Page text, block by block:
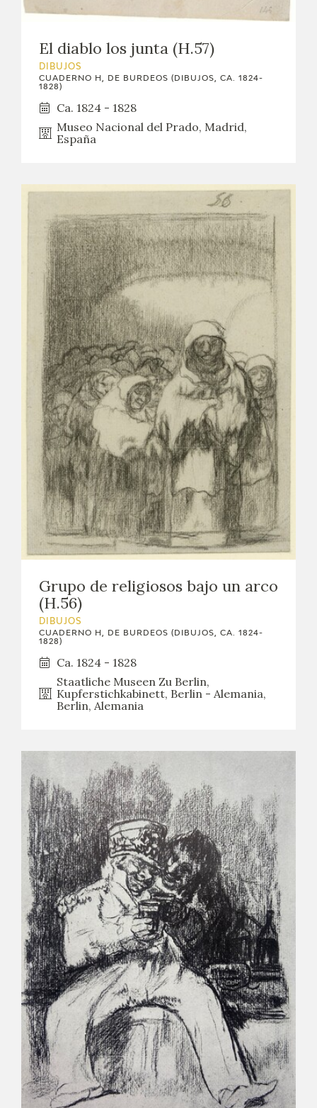
El diablo los junta (H.57)
DIBUJOS
CUADERNO H, DE BURDEOS (DIBUJOS, CA. 1824-
1828)
Ca. 1824 - 1828
Museo Nacional del Prado, Madrid,
España
Grupo de religiosos bajo un arco
(H.56)
DIBUJOS
CUADERNO H, DE BURDEOS (DIBUJOS, CA. 1824-
1828)
Ca. 1824 - 1828
Staatliche Museen Zu Berlin,
Kupferstichkabinett, Berlin - Alemania,
Berlin, Alemania